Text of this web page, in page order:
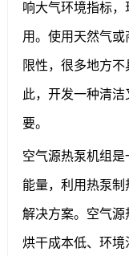
响大气环境指标
用。使用天然气
限性，很多地方
此，开发一种清
要。
空气源热泵机组
能量，利用热泵
解决方案。空气源
烘干成本低、环